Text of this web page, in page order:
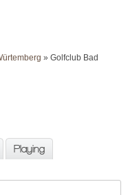
» Golfclub Bad
Playing